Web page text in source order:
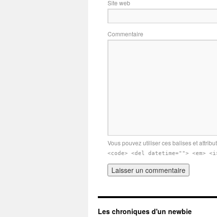
Site web
Commentaire
Vous pouvez utiliser ces balises et
<code> <del datetime=""> <em>
Les chroniques d'un newbie